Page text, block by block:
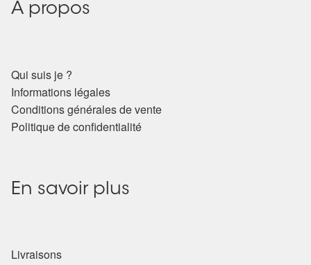
A propos
Qui suis je ?
Informations légales
Conditions générales de vente
Politique de confidentialité
En savoir plus
Livraisons